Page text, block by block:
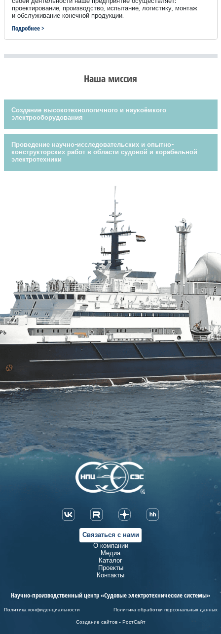
проектирование, производство, испытание, логистику, монтаж
и обслуживание конечной продукции.
Подробнее >
Наша миссия
Создание высокотехнологичного и наукоёмкого
электрооборудования
Проведение научно-исследовательских и опытно-
конструкторских работ в области судовой и корабельной
электротехники
Связаться с нами
О компании
Медиа
Каталог
Проекты
Контакты
Научно-производственный центр «Судовые электротехнические системы»
Политика конфиденциальности
Политика обработки персональных данных
Создание сайтов - РостСайт